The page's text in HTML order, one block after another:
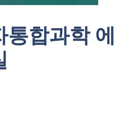
통합과학 에